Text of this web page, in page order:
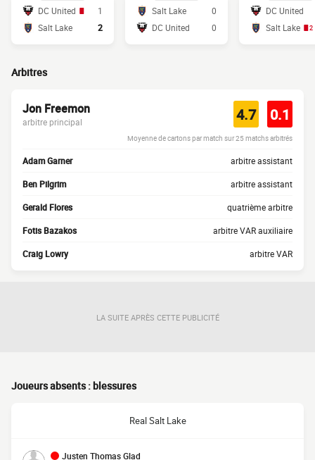
DC United
1
Salt Lake
2
Salt Lake
0
DC United
0
DC United
Salt Lake
2
Arbitres
Jon Freemon
arbitre principal 4.7 0.1
Moyenne de cartons par match sur 25 matchs arbitrés
Adam Garner arbitre assistant
Ben Pilgrim arbitre assistant
Gerald Flores quatrième arbitre
Fotis Bazakos arbitre VAR auxiliaire
Craig Lowry arbitre VAR
LA SUITE APRÈS CETTE PUBLICITÉ
Joueurs absents : blessures
Real Salt Lake
Justen Thomas Glad